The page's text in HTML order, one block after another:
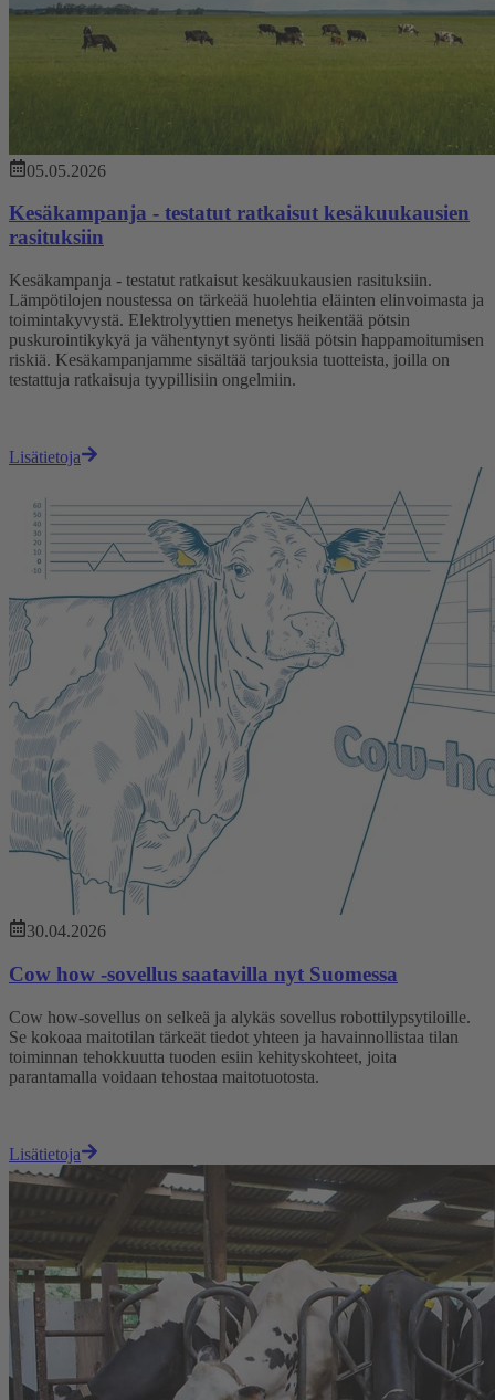
05.05.2026
Kesäkampanja - testatut ratkaisut kesäkuukausien
rasituksiin
Kesäkampanja - testatut ratkaisut kesäkuukausien rasituksiin.
Lämpötilojen noustessa on tärkeää huolehtia eläinten elinvoimasta ja
toimintakyvystä. Elektrolyyttien menetys heikentää pötsin
puskurointikykyä ja vähentynyt syönti lisää pötsin happamoitumisen
riskiä. Kesäkampanjamme sisältää tarjouksia tuotteista, joilla on
testattuja ratkaisuja tyypillisiin ongelmiin.
Lisätietoja
30.04.2026
Cow how -sovellus saatavilla nyt Suomessa
Cow how-sovellus on selkeä ja alykäs sovellus robottilypsytiloille.
Se kokoaa maitotilan tärkeät tiedot yhteen ja havainnollistaa tilan
toiminnan tehokkuutta tuoden esiin kehityskohteet, joita
parantamalla voidaan tehostaa maitotuotosta.
Lisätietoja